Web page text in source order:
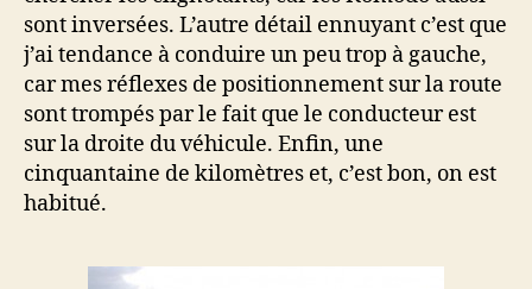
sont inversées. L’autre détail ennuyant c’est que
j’ai tendance à conduire un peu trop à gauche,
car mes réflexes de positionnement sur la route
sont trompés par le fait que le conducteur est
sur la droite du véhicule. Enfin, une
cinquantaine de kilomètres et, c’est bon, on est
habitué.